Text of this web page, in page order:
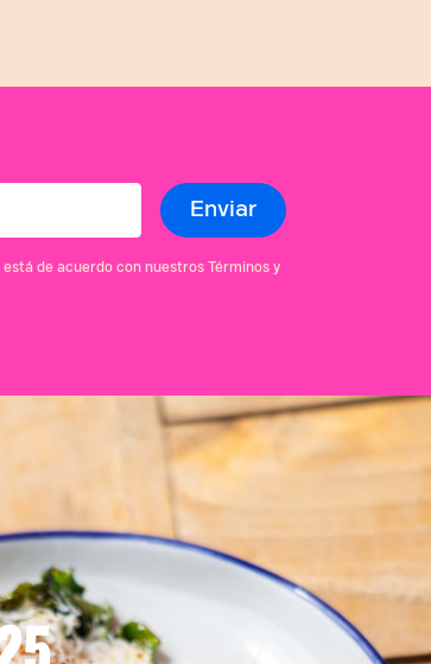
de acuerdo con nuestros Términos y